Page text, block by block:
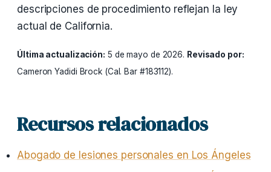
descripciones de procedimiento reflejan la ley
actual de California.
Última actualización: 5 de mayo de 2026. Revisado por:
Cameron Yadidi Brock (Cal. Bar #183112).
Recursos relacionados
Abogado de lesiones personales en Los Ángeles